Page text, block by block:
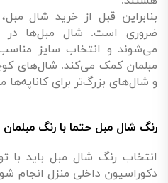
بنابراین قبل از خرید شال
ضروری است. شال مبل‌ها در
می‌شوند و انتخاب سایز
مبلمان کمک می‌کند. شال‌های
و شال‌های بزرگ‌تر برای
رنگ شال مبل حتما با رنگ
انتخاب رنگ شال مبل باید با
دکوراسیون داخلی منزل انجام